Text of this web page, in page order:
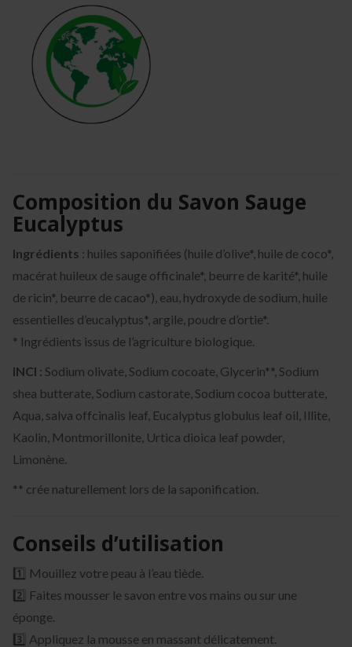
Composition du Savon Sauge
Eucalyptus
Ingrédients : huiles saponifiées (huile d’olive*, huile de coco*,
macérat huileux de sauge officinale*, beurre de karité*, huile
de ricin*, beurre de cacao*), eau, hydroxyde de sodium, huile
essentielles d’eucalyptus*, argile, poudre d’ortie*.
* Ingrédients issus de l’agriculture biologique.
INCI : Sodium olivate, Sodium cocoate, Glycerin**, Sodium
shea butterate, Sodium castorate, Sodium cocoa butterate,
Aqua, salva offcinalis leaf, Eucalyptus globulus leaf oil, Illite,
Kaolin, Montmorillonite, Urtica dioica leaf powder,
Limonène.
** crée naturellement lors de la saponification.
Conseils d’utilisation
1️⃣ Mouillez votre peau à l’eau tiède.
2️⃣ Faites mousser le savon entre vos mains ou sur une
éponge.
3️⃣ Appliquez la mousse en massant délicatement.